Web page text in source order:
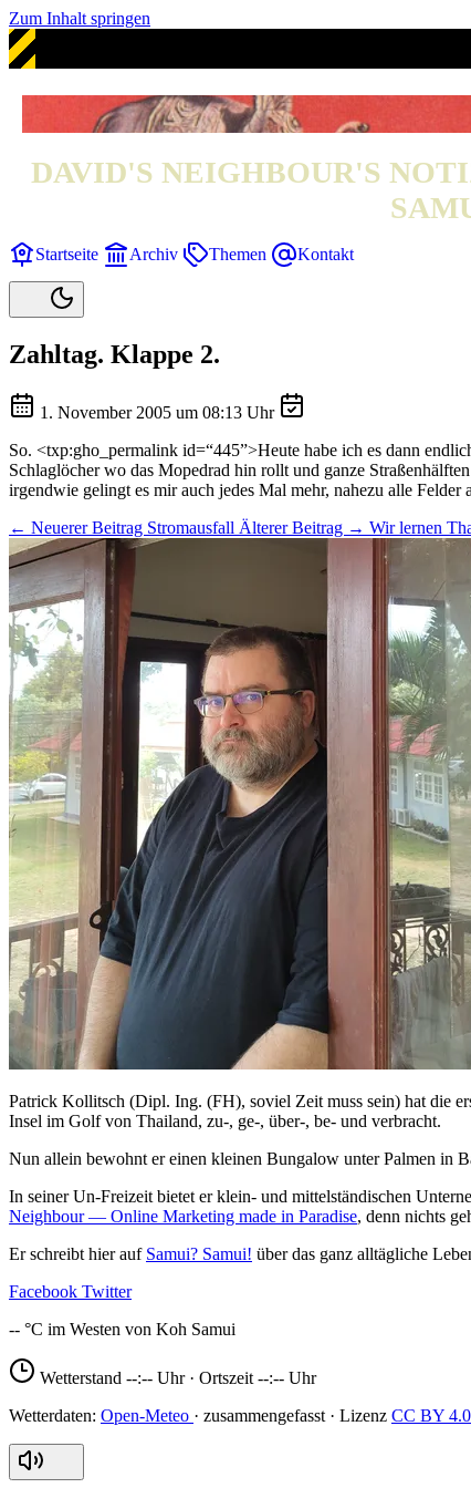
Zum Inhalt springen
DAVID'S NEIGHBOUR'S
Startseite Archiv Themen Kontakt
Zahltag. Klappe 2.
1. November 2005 um 08:13 Uhr
So. <txp:gho_permalink id=“445”>Heute habe ich es dann
Schlaglöcher wo das Mopedrad hin rollt und ganze
irgendwie gelingt es mir auch jedes Mal mehr, nahezu alle
← Neuerer Beitrag Stromausfall Älterer Beitrag → Wir lernen
Patrick Kollitsch (Dipl. Ing. (FH), soviel Zeit muss sein) hat die
Insel im Golf von Thailand, zu-, ge-, über-, be- und verbracht.
Nun allein bewohnt er einen kleinen Bungalow unter Palmen in
In seiner Un-Freizeit bietet er klein- und mittelständischen
Neighbour — Online Marketing made in Paradise, denn nichts
Er schreibt hier auf Samui? Samui! über das ganz alltägliche
Facebook Twitter
--
Wetterstand --:-- Uhr · Ortszeit --:-- Uhr
Open-Meteo
CC BY 4.0